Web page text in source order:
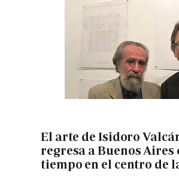
El arte de Isidoro
regresa a Buenos Aires
tiempo en el centro de